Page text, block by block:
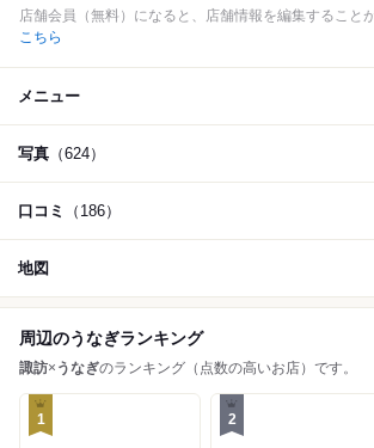
店舗会員（無料）になると、店舗情報を編集すること
こちら
メニュー
写真 （624）
口コミ （186）
地図
周辺のうなぎランキング
諏訪× うなぎのランキング（点数の高いお店）です。
1 2